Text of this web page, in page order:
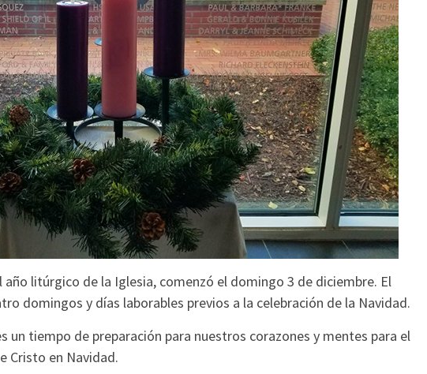
año litúrgico de la Iglesia, comenzó el domingo 3 de diciembre. El
domingos y días laborables previos a la celebración de la Navidad.
un tiempo de preparación para nuestros corazones y mentes para el
Cristo en Navidad.